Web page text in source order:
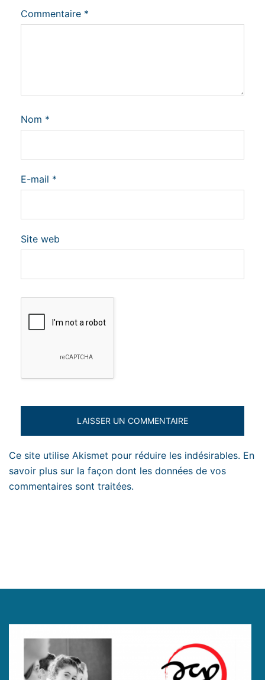
Commentaire *
Nom *
E-mail *
Site web
Ce site utilise Akismet pour réduire les indésirables. En
savoir plus sur la façon dont les données de vos
commentaires sont traitées.